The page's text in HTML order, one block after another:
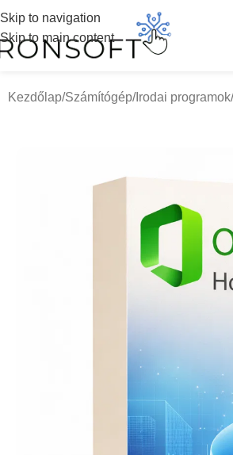
Skip to navigation
Skip to main content
Kezdőlap Számítógép Irodai programok